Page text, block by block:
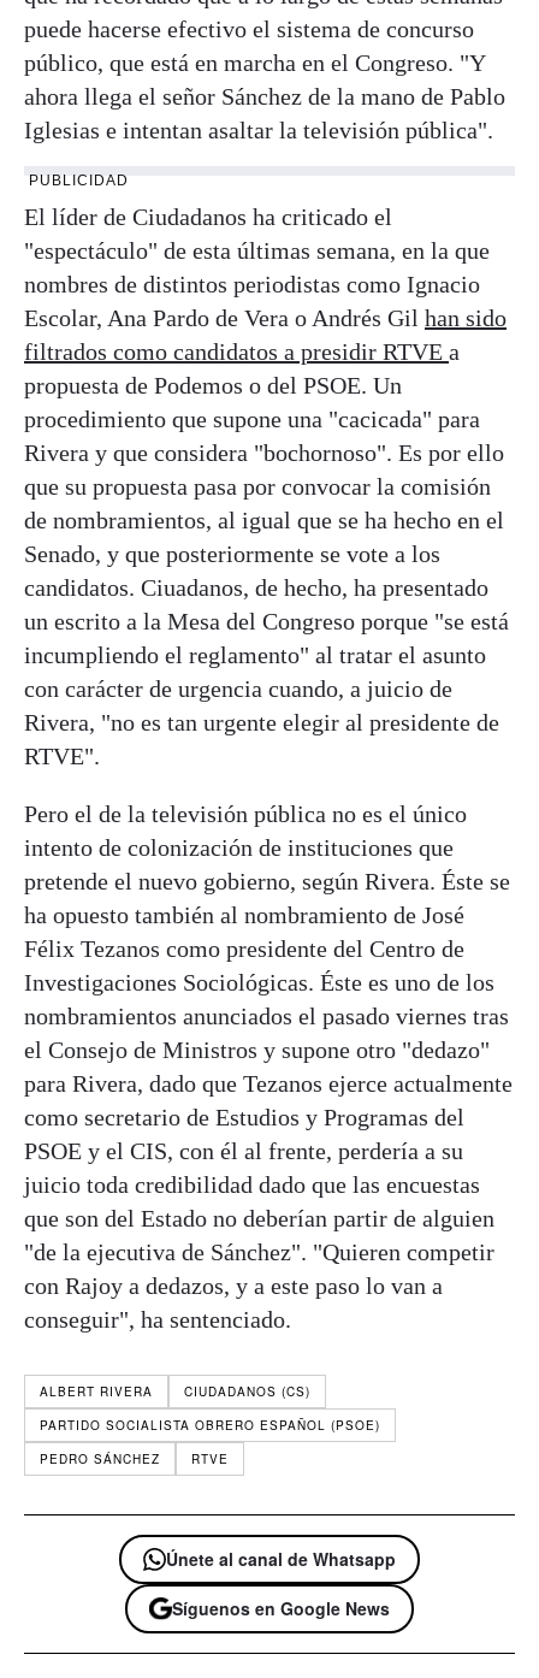
puede hacerse efectivo el sistema de concurso
público, que está en marcha en el Congreso. "Y
ahora llega el señor Sánchez de la mano de Pablo
Iglesias e intentan asaltar la televisión pública".
PUBLICIDAD
El líder de Ciudadanos ha criticado el
"espectáculo" de esta últimas semana, en la que
nombres de distintos periodistas como Ignacio
Escolar, Ana Pardo de Vera o Andrés Gil han sido
filtrados como candidatos a presidir RTVE a
propuesta de Podemos o del PSOE. Un
procedimiento que supone una "cacicada" para
Rivera y que considera "bochornoso". Es por ello
que su propuesta pasa por convocar la comisión
de nombramientos, al igual que se ha hecho en el
Senado, y que posteriormente se vote a los
candidatos. Ciuadanos, de hecho, ha presentado
un escrito a la Mesa del Congreso porque "se está
incumpliendo el reglamento" al tratar el asunto
con carácter de urgencia cuando, a juicio de
Rivera, "no es tan urgente elegir al presidente de
RTVE".
Pero el de la televisión pública no es el único
intento de colonización de instituciones que
pretende el nuevo gobierno, según Rivera. Éste se
ha opuesto también al nombramiento de José
Félix Tezanos como presidente del Centro de
Investigaciones Sociológicas. Éste es uno de los
nombramientos anunciados el pasado viernes tras
el Consejo de Ministros y supone otro "dedazo"
para Rivera, dado que Tezanos ejerce actualmente
como secretario de Estudios y Programas del
PSOE y el CIS, con él al frente, perdería a su
juicio toda credibilidad dado que las encuestas
que son del Estado no deberían partir de alguien
"de la ejecutiva de Sánchez". "Quieren competir
con Rajoy a dedazos, y a este paso lo van a
conseguir", ha sentenciado.
ALBERT RIVERA
CIUDADANOS (CS)
PARTIDO SOCIALISTA OBRERO ESPAÑOL (PSOE)
PEDRO SÁNCHEZ
RTVE
Únete al canal de Whatsapp
Síguenos en Google News